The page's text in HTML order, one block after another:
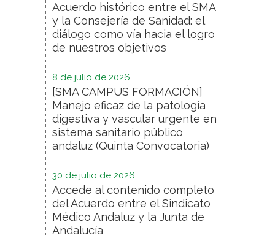
Acuerdo histórico entre el SMA
y la Consejería de Sanidad: el
diálogo como vía hacia el logro
de nuestros objetivos
8 de julio de 2026
[SMA CAMPUS FORMACIÓN]
Manejo eficaz de la patología
digestiva y vascular urgente en
sistema sanitario público
andaluz (Quinta Convocatoria)
30 de julio de 2026
Accede al contenido completo
del Acuerdo entre el Sindicato
Médico Andaluz y la Junta de
Andalucía